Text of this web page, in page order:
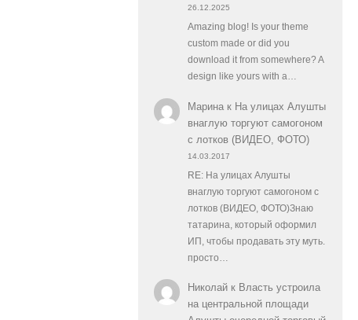
26.12.2025
Amazing blog! Is your theme
custom made or did you
download it from somewhere? A
design like yours with a…
Маринак На улицах Алушты
внаглую торгуют самогоном
с лотков (ВИДЕО, ФОТО)
14.03.2017
RE: На улицах Алушты
внаглую торгуют самогоном с
лотков (ВИДЕО, ФОТО)Знаю
татарина, который оформил
ИП, чтобы продавать эту муть.
просто…
Николайк Власть устроила
на центральной площади